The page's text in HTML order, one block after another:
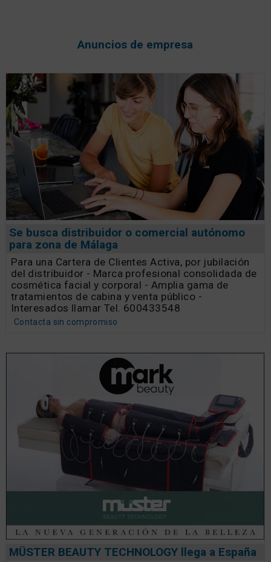
Anuncios de empresa
Se busca distribuidor o comercial autónomo
para zona de Málaga
Para una Cartera de Clientes Activa, por jubilación
del distribuidor - Marca profesional consolidada de
cosmética facial y corporal - Amplia gama de
tratamientos de cabina y venta público -
Interesados llamar Tel. 600433548
Contacta sin compromiso
MÜSTER BEAUTY TECHNOLOGY llega a España